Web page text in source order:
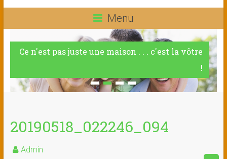
Menu
Ce n'est pas juste une maison . . . c'est la vôtre
!
20190518_022246_094
Admin